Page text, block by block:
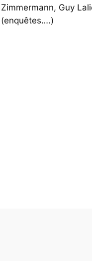
Zimmermann, Guy
(enquêtes….)